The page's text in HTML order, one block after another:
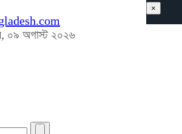
০৯ অগাস্ট ২০২৬
×